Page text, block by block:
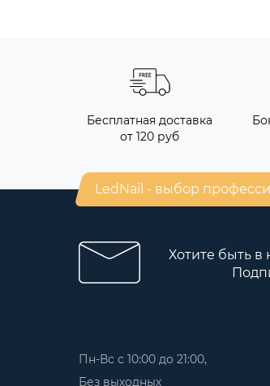
Бесплатная доставка
от 120 руб
LedNail - выбор
Хотите быть в
Пн-Вс с 10:00 до 21:00,
Без выходных